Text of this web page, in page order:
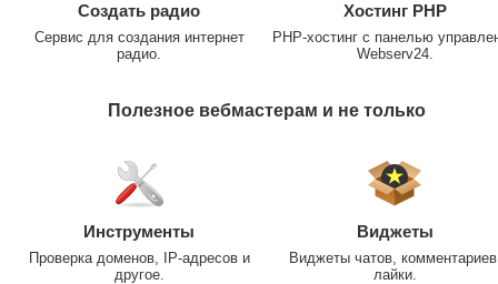
Создать радио
Сервис для создания интернет
радио.
Хостинг PHP
PHP-хостинг с панелью
Webserv24.
Полезное вебмастерам и не только
Инструменты
Проверка доменов, IP-адресов и
другое.
Виджеты
Виджеты чатов,
лайки.